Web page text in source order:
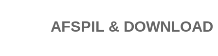
AFSPIL & DOWNLOAD